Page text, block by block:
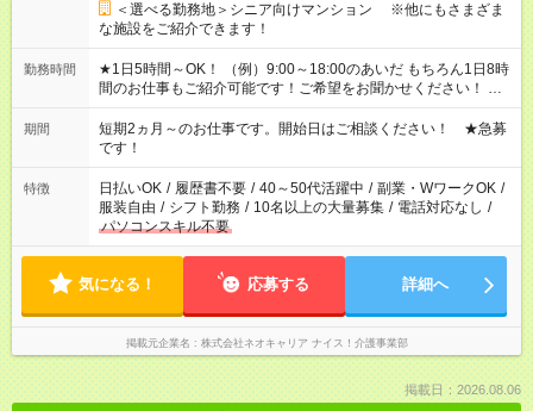
＜選べる勤務地＞シニア向けマンション ※他にもさまざま
な施設をご紹介できます！
勤務時間
★1日5時間～OK！ （例）9:00～18:00のあいだ もちろん1日8時
間のお仕事もご紹介可能です！ご希望をお聞かせください！ ★
家庭の都合でお休みが必要な場合も遠慮なくご相談ください。
※週最低15時間以上の勤務が必要です
期間
短期2ヵ月～のお仕事です。開始日はご相談ください！ ★急募
です！
特徴 日払いOK / 履歴書不要 / 40～50代活躍中 / 副業・WワークOK /
服装自由 / シフト勤務 / 10名以上の大量募集 / 電話対応なし /
パソコンスキル不要
気になる！ 応募する 詳細へ
掲載元企業名 株式会社ネオキャリア ナイス！介護事業部
掲載日：2026.08.06